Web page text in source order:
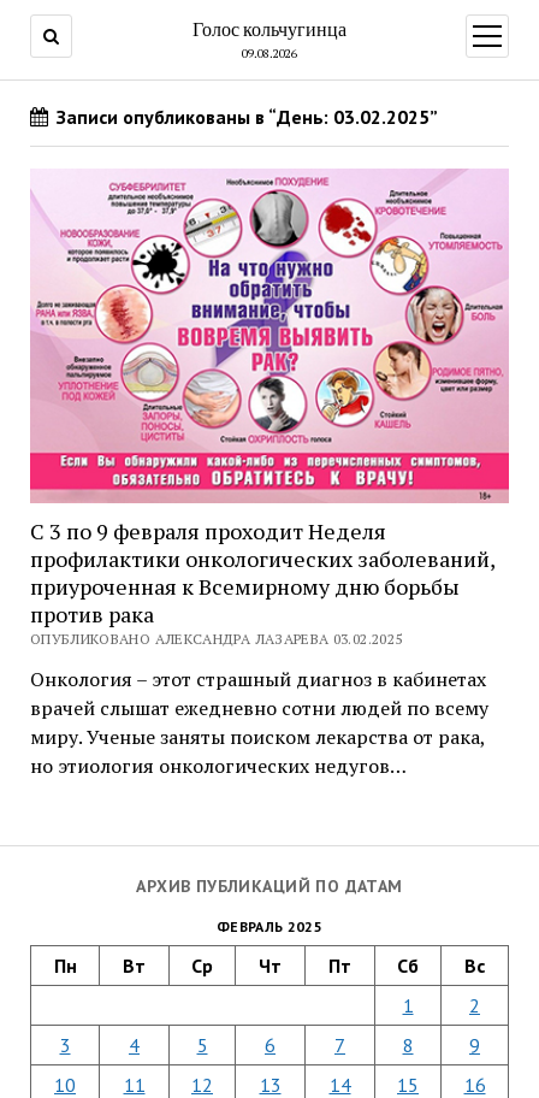
Голос кольчугинца
09.08.2026
меню
АРХИВ ПУБЛИКАЦИЙ ПО ДАТАМ
ФЕВРАЛЬ 2025
Пн Вт Ср Чт Пт Сб Вс
1
2
3
4 5 6 7 8
9
10
11 12 13 14 15
16
Записи опубликованы в “День: 03.02.2025”
С 3 по 9 февраля проходит Неделя
профилактики онкологических заболеваний,
приуроченная к Всемирному дню борьбы
против рака
ОПУБЛИКОВАНО АЛЕКСАНДРА ЛАЗАРЕВА 03.02.2025
Онкология – этот страшный диагноз в кабинетах
врачей слышат ежедневно сотни людей по всему
миру. Ученые заняты поиском лекарства от рака,
но этиология онкологических недугов…